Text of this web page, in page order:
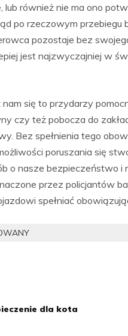
lub również nie ma ono
po rzeczowym przebiegu
pozostaje bez
jest najzwyczajniej w
nam się to przydarzy
czy też pobocza do
Bez spełnienia tego
poruszania się
o nasze bezpieczeństwo i
przez policjantów
spełniać
dla kota